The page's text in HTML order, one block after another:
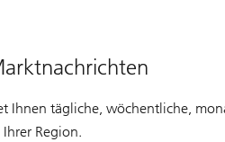
Ihnen tägliche, wöchentliche,
Region.